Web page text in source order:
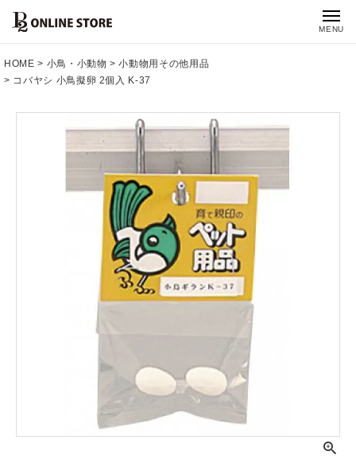
MENU
HOME 小鳥・小動物
小動物用その他用品
コバヤシ 小鳥擬卵 2個入 K-37